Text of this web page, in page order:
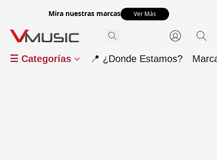
Mira nuestras marcas Ver Más
☰ Categorías 📍 ¿Donde Estamos?